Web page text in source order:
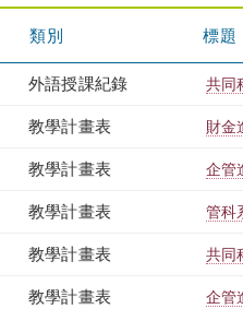
類別 標題
外語授課紀錄 共同
教學計畫表 財金
教學計畫表 企管
教學計畫表 管科
教學計畫表 共同
教學計畫表 企管